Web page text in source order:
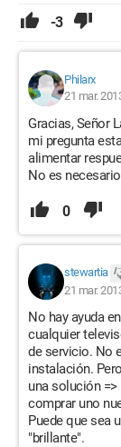
-3
Philarx
21 mar.
Gracias, Señor
mi pregunta
alimentar
No es
0
stewartia
21 mar.
No hay ayuda
cualquier
de servicio. No
instalación.
una solución =>
comprar uno
Puede que sea
"brillante".